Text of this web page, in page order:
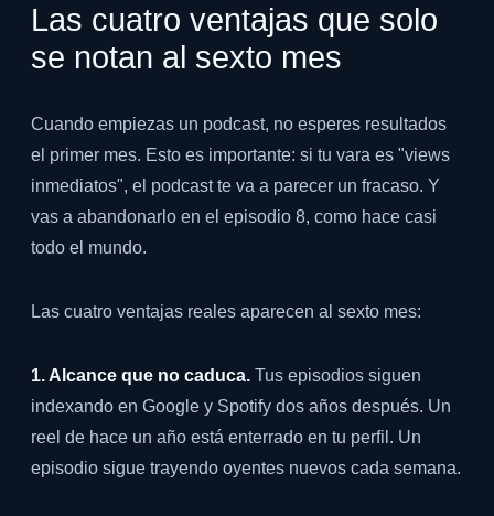
Las cuatro ventajas que solo
se notan al sexto mes
Cuando empiezas un podcast, no esperes resultados
el primer mes. Esto es importante: si tu vara es "views
inmediatos", el podcast te va a parecer un fracaso. Y
vas a abandonarlo en el episodio 8, como hace casi
todo el mundo.
Las cuatro ventajas reales aparecen al sexto mes:
1. Alcance que no caduca. Tus episodios siguen
indexando en Google y Spotify dos años después. Un
reel de hace un año está enterrado en tu perfil. Un
episodio sigue trayendo oyentes nuevos cada semana.